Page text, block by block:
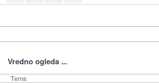
Vredno ogleda ...
Tema